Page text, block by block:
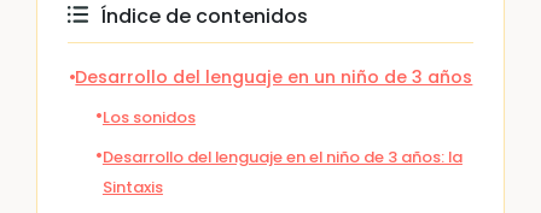
Índice de contenidos
Desarrollo del lenguaje en un niño de 3 años
Los sonidos
Desarrollo del lenguaje en el niño de 3 años: la
Sintaxis